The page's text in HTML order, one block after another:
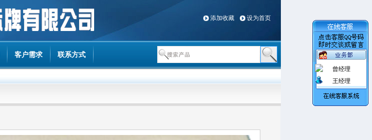
曾经理
王经理
设为首页
添加收藏
客户需求 联系方式